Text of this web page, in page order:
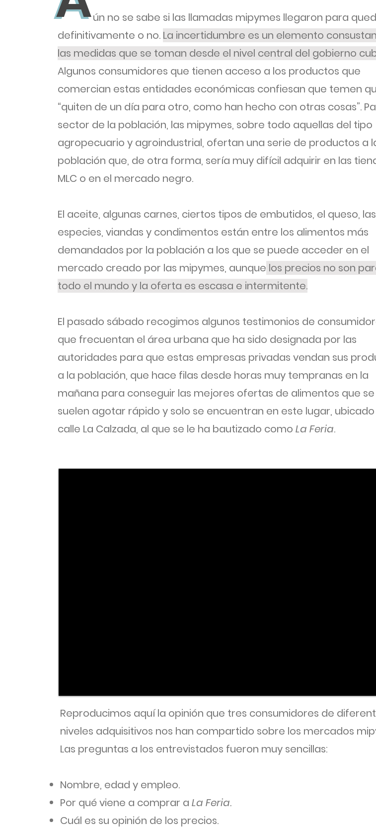
ún no se sabe si las llamadas mipymes llegaron para
definitivamente o no. La incertidumbre es un elemento
las medidas que se toman desde el nivel central del gobierno
Algunos consumidores que tienen acceso a los productos que
comercian estas entidades económicas confiesan que temen
“quiten de un día para otro, como han hecho con otras cosas”.
sector de la población, las mipymes, sobre todo aquellas del tipo
agropecuario y agroindustrial, ofertan una serie de productos a
población que, de otra forma, sería muy difícil adquirir en las
MLC o en el mercado negro.
El aceite, algunas carnes, ciertos tipos de embutidos, el queso, las
especies, viandas y condimentos están entre los alimentos más
demandados por la población a los que se puede acceder en el
mercado creado por las mipymes, aunque los precios no son
todo el mundo y la oferta es escasa e intermitente.
El pasado sábado recogimos algunos testimonios de
que frecuentan el área urbana que ha sido designada por las
autoridades para que estas empresas privadas vendan sus
a la población, que hace filas desde horas muy tempranas en la
mañana para conseguir las mejores ofertas de alimentos que se
suelen agotar rápido y solo se encuentran en este lugar, ubicado
calle La Calzada, al que se le ha bautizado como La Feria.
Reproducimos aquí la opinión que tres consumidores de
niveles adquisitivos nos han compartido sobre los mercados
Las preguntas a los entrevistados fueron muy sencillas:
Nombre, edad y empleo.
Por qué viene a comprar a La Feria.
Cuál es su opinión de los precios.